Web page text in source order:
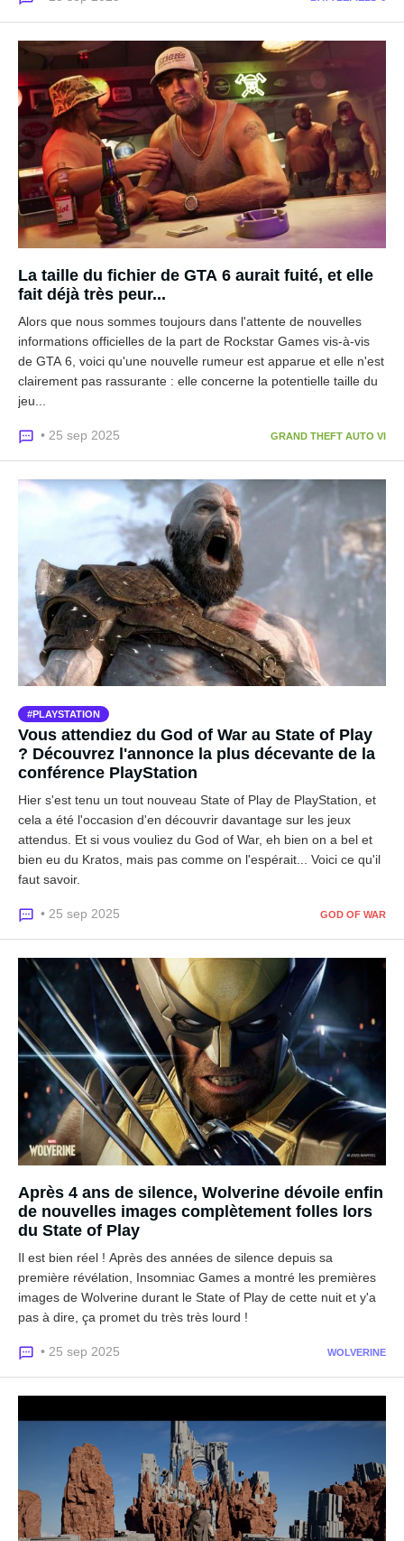
La taille du fichier de GTA 6 aurait fuité, et elle
fait déjà très peur...
Alors que nous sommes toujours dans l'attente de nouvelles
informations officielles de la part de Rockstar Games vis-à-vis
de GTA 6, voici qu'une nouvelle rumeur est apparue et elle n'est
clairement pas rassurante : elle concerne la potentielle taille du
jeu...
• 25 sep 2025 GRAND THEFT AUTO VI
PLAYSTATION
Vous attendiez du God of War au State of Play
? Découvrez l'annonce la plus décevante de la
conférence PlayStation
Hier s'est tenu un tout nouveau State of Play de PlayStation, et
cela a été l'occasion d'en découvrir davantage sur les jeux
attendus. Et si vous vouliez du God of War, eh bien on a bel et
bien eu du Kratos, mais pas comme on l'espérait... Voici ce qu'il
faut savoir.
• 25 sep 2025 GOD OF WAR
Après 4 ans de silence, Wolverine dévoile enfin
de nouvelles images complètement folles lors
du State of Play
Il est bien réel ! Après des années de silence depuis sa
première révélation, Insomniac Games a montré les premières
images de Wolverine durant le State of Play de cette nuit et y'a
pas à dire, ça promet du très très lourd !
• 25 sep 2025 WOLVERINE